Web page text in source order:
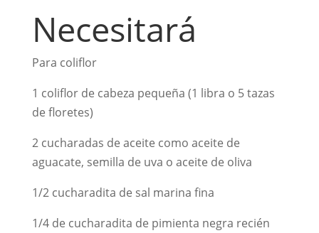
Necesitará
Para coliflor
1 coliflor de cabeza pequeña (1 libra o 5 tazas
de floretes)
2 cucharadas de aceite como aceite de
aguacate, semilla de uva o aceite de oliva
1/2 cucharadita de sal marina fina
1/4 de cucharadita de pimienta negra recién